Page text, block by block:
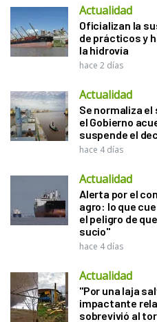
Actualidad
Oficializan la
de prácticos y
la hidrovía
hace 2 días
Actualidad
Se normaliza
el Gobierno
suspende el
hace 4 días
Actualidad
Alerta por el
agro: lo que
el peligro de
sucio"
hace 4 días
Actualidad
"Por una laja
impactante
sobrevivió al